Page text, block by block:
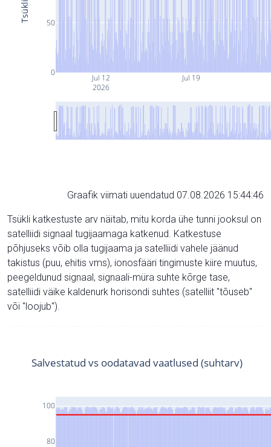
Jul 12
2026
Jul 19
0
50
Graafik viimati uuendatud 07.08.2026 15:44:46
Tsükli katkestuste arv näitab, mitu korda ühe tunni jooksul on
satelliidi signaal tugijaamaga katkenud. Katkestuse
põhjuseks võib olla tugijaama ja satelliidi vahele jäänud
takistus (puu, ehitis vms), ionosfääri tingimuste kiire muutus,
peegeldunud signaal, signaali-müra suhte kõrge tase,
satelliidi väike kaldenurk horisondi suhtes (satelliit "tõuseb"
või "loojub").
80
100
Salvestatud vs oodatavad vaatlused (suhtarv)